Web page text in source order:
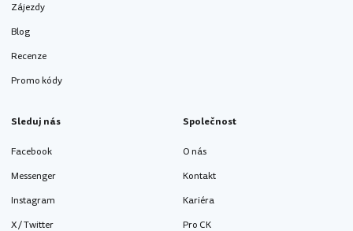
Zájezdy
Blog
Recenze
Promo kódy
Sleduj nás
Facebook
Messenger
Instagram
X / Twitter
Společnost
O nás
Kontakt
Kariéra
Pro CK